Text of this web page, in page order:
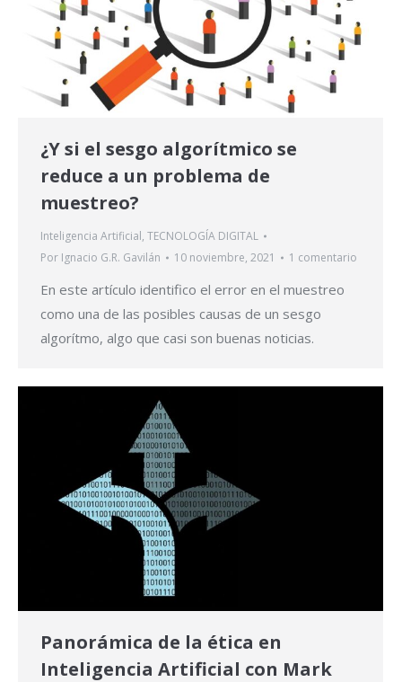
¿Y si el sesgo algorítmico se
reduce a un problema de
muestreo?
Inteligencia Artificial, TECNOLOGÍA DIGITAL
Por Ignacio G.R. Gavilán 10 noviembre, 2021 1 comentario
En este artículo identifico el error en el muestreo
como una de las posibles causas de un sesgo
algorítmo, algo que casi son buenas noticias.
Panorámica de la ética en
Inteligencia Artificial con Mark